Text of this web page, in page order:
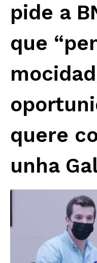
pide a
que
quere
unha